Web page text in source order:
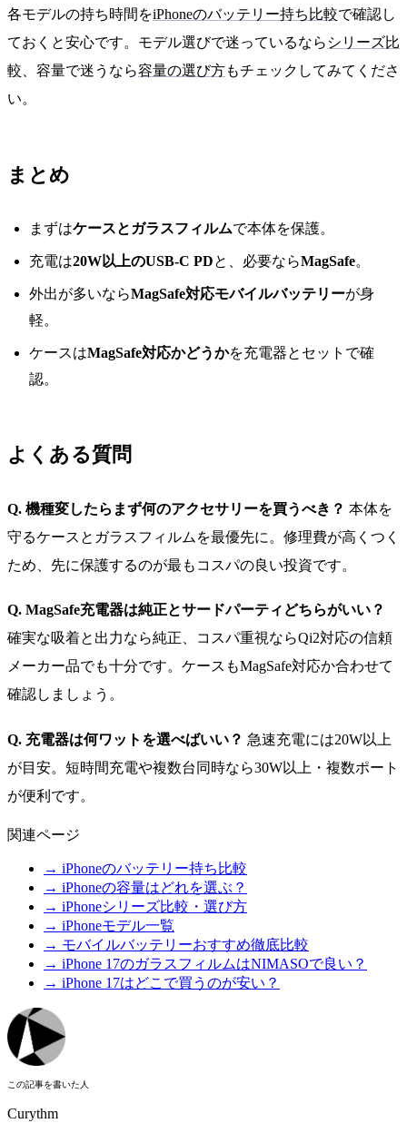
各モデルの持ち時間をiPhoneのバッテリー持ち比較で確認し
ておくと安心です。モデル選びで迷っているなら シリーズ比
較 、容量で迷うなら容量の選び方もチェックしてみてくださ
い。
まとめ
まずはケースとガラスフィルムで本体を保護。
充電は20W以上のUSB-C PDと、必要ならMagSafe。
外出が多いならMagSafe対応モバイルバッテリーが身
軽。
ケースはMagSafe対応かどうかを充電器とセットで確
認。
よくある質問
Q. 機種変したらまず何のアクセサリーを買うべき？ 本体を
守るケースとガラスフィルムを最優先に。修理費が高くつく
ため、先に保護するのが最もコスパの良い投資です。
Q. MagSafe充電器は純正とサードパーティどちらがいい？
確実な吸着と出力なら純正、コスパ重視ならQi2対応の信頼
メーカー品でも十分です。ケースもMagSafe対応か合わせて
確認しましょう。
Q. 充電器は何ワットを選べばいい？ 急速充電には20W以上
が目安。短時間充電や複数台同時なら30W以上・複数ポート
が便利です。
関連ページ
→ iPhoneのバッテリー持ち比較
→ iPhoneの容量はどれを選ぶ？
→ iPhoneシリーズ比較・選び方
→ iPhoneモデル一覧
→ モバイルバッテリーおすすめ徹底比較
→ iPhone 17のガラスフィルムはNIMASOで良い？
→ iPhone 17はどこで買うのが安い？
この記事を書いた人
Curythm